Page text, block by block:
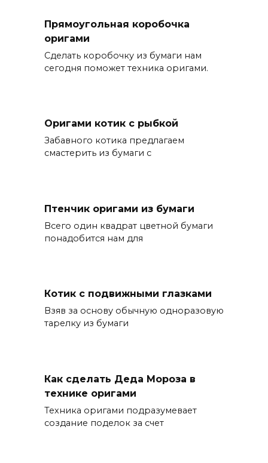
Прямоугольная коробочка
оригами
Сделать коробочку из бумаги нам
сегодня поможет техника оригами.
Оригами котик с рыбкой
Забавного котика предлагаем
смастерить из бумаги с
Птенчик оригами из бумаги
Всего один квадрат цветной бумаги
понадобится нам для
Котик с подвижными глазками
Взяв за основу обычную одноразовую
тарелку из бумаги
Как сделать Деда Мороза в
технике оригами
Техника оригами подразумевает
создание поделок за счет